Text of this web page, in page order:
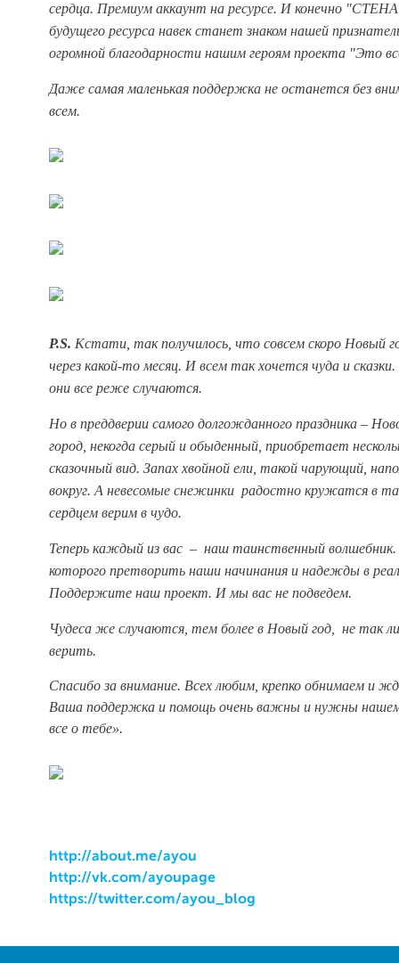
сердца. Премиум аккаунт на ресурсе. И конечно
будущего ресурса навек станет знаком нашей
огромной благодарности нашим героям проекта "Это
Даже самая маленькая поддержка не останется без
всем.
P.S. Кстати, так получилось, что совсем скоро Новый
через какой-то месяц. И всем так хочется чуда и
они все реже случаются.
Но в преддверии самого долгожданного праздника –
город, некогда серый и обыденный, приобретает
сказочный вид. Запах хвойной ели, такой чарующий,
вокруг. А невесомые снежинки радостно кружатся в
сердцем верим в чудо.
Теперь каждый из вас – наш таинственный волшебник.
которого претворить наши начинания и надежды в
Поддержите наш проект. И мы вас не подведем.
Чудеса же случаются, тем более в Новый год, не так
верить.
Спасибо за внимание. Всех любим, крепко обнимаем и
Ваша поддержка и помощь очень важны и нужны
все о тебе».
http://about.me/ayou
http://vk.com/ayoupage
https://twitter.com/ayou_blog